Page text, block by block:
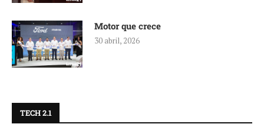
Motor que crece
30 abril, 2026
TECH 2.1